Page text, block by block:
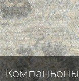
Компаньоны